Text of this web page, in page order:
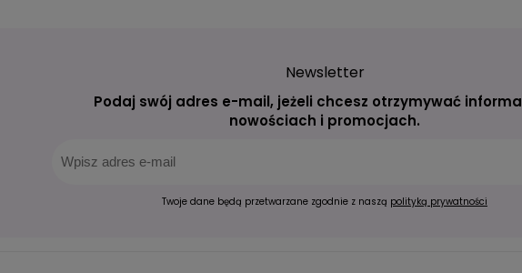
Newsletter
Podaj swój adres e-mail, jeżeli chcesz otrzymywać
nowościach i promocjach.
Twoje dane będą przetwarzane zgodnie z naszą polityką prywatności